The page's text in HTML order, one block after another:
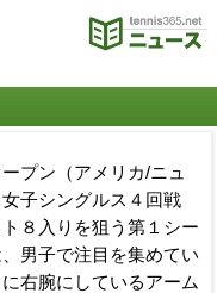
プン（アメリカ/ニュ
子シングルス４回戦
８入りを狙う第１シー
、男子で注目を集めてい
右腕にしているアーム